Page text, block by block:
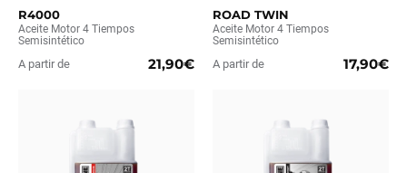
R4000
Aceite Motor 4 Tiempos
Semisintético
A partir de 21,90€
ROAD TWIN
Aceite Motor 4 Tiempos
Semisintético
A partir de 17,90€